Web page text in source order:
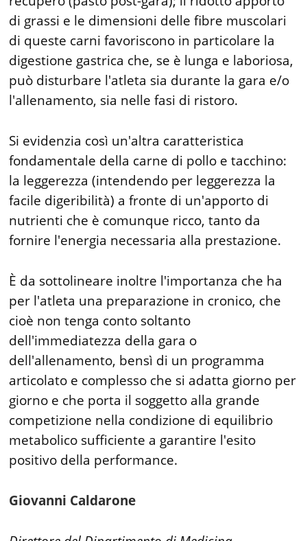
di grassi e le dimensioni delle fibre muscolari
di queste carni favoriscono in particolare la
digestione gastrica che, se è lunga e laboriosa,
può disturbare l'atleta sia durante la gara e/o
l'allenamento, sia nelle fasi di ristoro.
Si evidenzia così un'altra caratteristica
fondamentale della carne di pollo e tacchino:
la leggerezza (intendendo per leggerezza la
facile digeribilità) a fronte di un'apporto di
nutrienti che è comunque ricco, tanto da
fornire l'energia necessaria alla prestazione.
È da sottolineare inoltre l'importanza che ha
per l'atleta una preparazione in cronico, che
cioè non tenga conto soltanto
dell'immediatezza della gara o
dell'allenamento, bensì di un programma
articolato e complesso che si adatta giorno per
giorno e che porta il soggetto alla grande
competizione nella condizione di equilibrio
metabolico sufficiente a garantire l'esito
positivo della performance.
Giovanni Caldarone